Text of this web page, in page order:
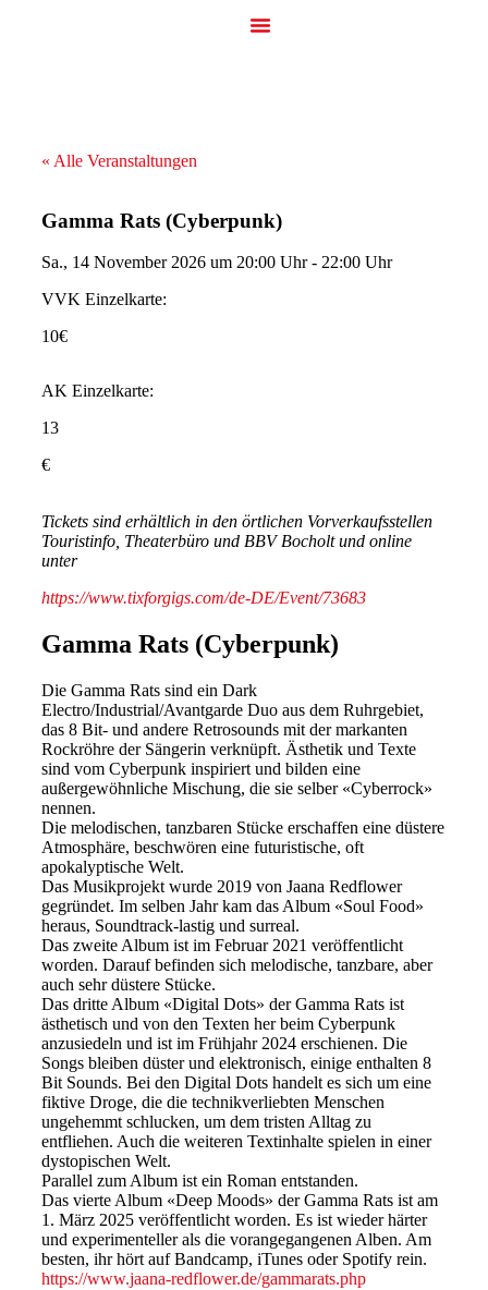
« Alle Veranstaltungen
Gamma Rats (Cyberpunk)
Sa., 14 November 2026 um 20:00 Uhr - 22:00 Uhr
VVK Einzelkarte:
10€
AK Einzelkarte:
13
€
Tickets sind erhältlich in den örtlichen Vorverkaufsstellen
Touristinfo, Theaterbüro und BBV Bocholt und online
unter
https://www.tixforgigs.com/de-DE/Event/73683
Gamma Rats (Cyberpunk)
Die Gamma Rats sind ein Dark
Electro/Industrial/Avantgarde Duo aus dem Ruhrgebiet,
das 8 Bit- und andere Retrosounds mit der markanten
Rockröhre der Sängerin verknüpft. Ästhetik und Texte
sind vom Cyberpunk inspiriert und bilden eine
außergewöhnliche Mischung, die sie selber «Cyberrock»
nennen.
Die melodischen, tanzbaren Stücke erschaffen eine düstere
Atmosphäre, beschwören eine futuristische, oft
apokalyptische Welt.
Das Musikprojekt wurde 2019 von Jaana Redflower
gegründet. Im selben Jahr kam das Album «Soul Food»
heraus, Soundtrack-lastig und surreal.
Das zweite Album ist im Februar 2021 veröffentlicht
worden. Darauf befinden sich melodische, tanzbare, aber
auch sehr düstere Stücke.
Das dritte Album «Digital Dots» der Gamma Rats ist
ästhetisch und von den Texten her beim Cyberpunk
anzusiedeln und ist im Frühjahr 2024 erschienen. Die
Songs bleiben düster und elektronisch, einige enthalten 8
Bit Sounds. Bei den Digital Dots handelt es sich um eine
fiktive Droge, die die technikverliebten Menschen
ungehemmt schlucken, um dem tristen Alltag zu
entfliehen. Auch die weiteren Textinhalte spielen in einer
dystopischen Welt.
Parallel zum Album ist ein Roman entstanden.
Das vierte Album «Deep Moods» der Gamma Rats ist am
1. März 2025 veröffentlicht worden. Es ist wieder härter
und experimenteller als die vorangegangenen Alben. Am
besten, ihr hört auf Bandcamp, iTunes oder Spotify rein.
https://www.jaana-redflower.de/gammarats.php